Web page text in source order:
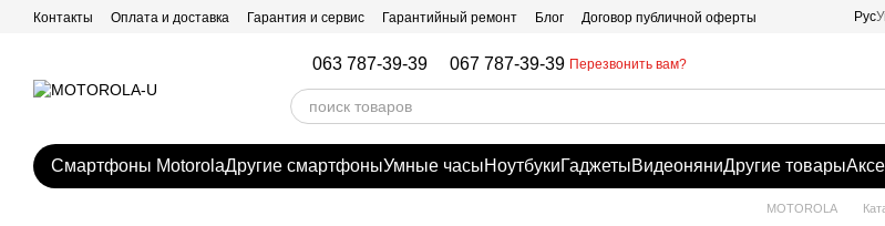
Перейти к основному контенту
Контакты Оплата и доставка Гарантия и сервис Гарантийный ремонт Блог Договор публичной оферты Рус
063 787-39-39 067 787-39-39 Перезвонить вам?
Смартфоны MotorolaДругие смартфоныУмные часыНоутбукиГаджетыВидеоняниДругие товары
MOTOROLA